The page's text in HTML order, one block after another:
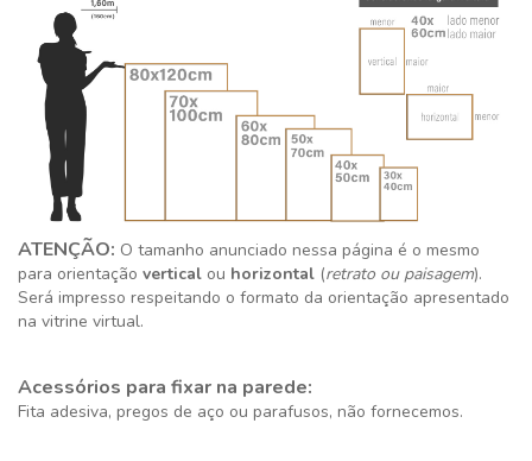
ATENÇÃO: O tamanho anunciado nessa página é o mesmo
para orientação vertical ou horizontal (retrato ou paisagem).
Será impresso respeitando o formato da orientação apresentado
na vitrine virtual.
Acessórios para fixar na parede:
Fita adesiva, pregos de aço ou parafusos, não fornecemos.